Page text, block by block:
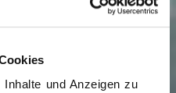
und Anzeigen zu